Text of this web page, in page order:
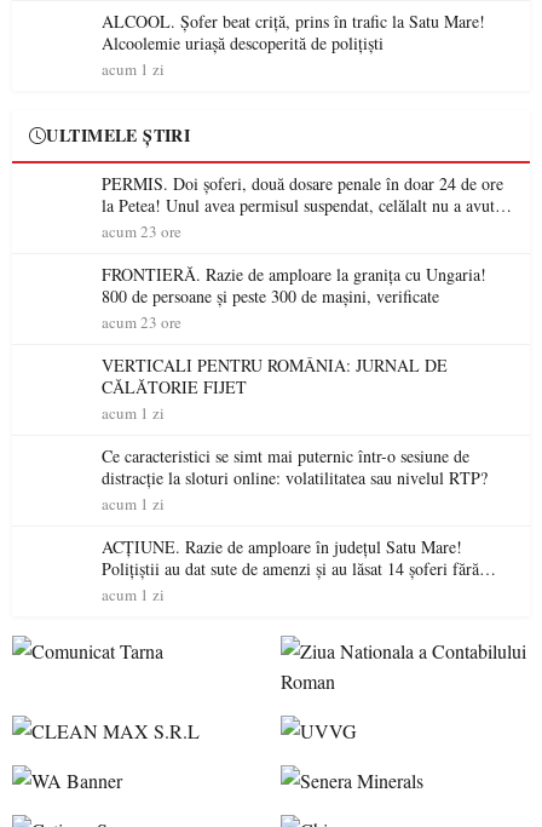
ALCOOL. Șofer beat criță, prins în trafic la Satu Mare!
Alcoolemie uriașă descoperită de polițiști
acum 1 zi
ULTIMELE ȘTIRI
PERMIS. Doi șoferi, două dosare penale în doar 24 de ore
la Petea! Unul avea permisul suspendat, celălalt nu a avut
niciodată permis
acum 23 ore
FRONTIERĂ. Razie de amploare la granița cu Ungaria!
800 de persoane și peste 300 de mașini, verificate
acum 23 ore
VERTICALI PENTRU ROMÂNIA: JURNAL DE
CĂLĂTORIE FIJET
acum 1 zi
Ce caracteristici se simt mai puternic într-o sesiune de
distracție la sloturi online: volatilitatea sau nivelul RTP?
acum 1 zi
ACȚIUNE. Razie de amploare în județul Satu Mare!
Polițiștii au dat sute de amenzi și au lăsat 14 șoferi fără
permis într-o singură zi
acum 1 zi